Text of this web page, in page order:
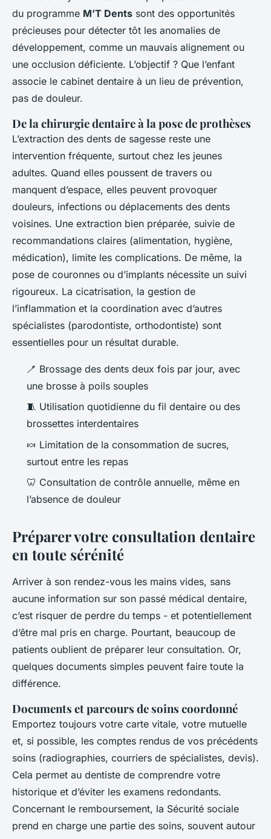
du programme M’T Dents sont des opportunités
précieuses pour détecter tôt les anomalies de
développement, comme un mauvais alignement ou
une occlusion déficiente. L’objectif ? Que l’enfant
associe le cabinet dentaire à un lieu de prévention,
pas de douleur.
De la chirurgie dentaire à la pose de prothèses
L’extraction des dents de sagesse reste une
intervention fréquente, surtout chez les jeunes
adultes. Quand elles poussent de travers ou
manquent d’espace, elles peuvent provoquer
douleurs, infections ou déplacements des dents
voisines. Une extraction bien préparée, suivie de
recommandations claires (alimentation, hygiène,
médication), limite les complications. De même, la
pose de couronnes ou d’implants nécessite un suivi
rigoureux. La cicatrisation, la gestion de
l’inflammation et la coordination avec d’autres
spécialistes (parodontiste, orthodontiste) sont
essentielles pour un résultat durable.
🪥 Brossage des dents deux fois par jour, avec
une brosse à poils souples
🧵 Utilisation quotidienne du fil dentaire ou des
brossettes interdentaires
🍬 Limitation de la consommation de sucres,
surtout entre les repas
🦷 Consultation de contrôle annuelle, même en
l’absence de douleur
Préparer votre consultation dentaire
en toute sérénité
Arriver à son rendez-vous les mains vides, sans
aucune information sur son passé médical dentaire,
c’est risquer de perdre du temps - et potentiellement
d’être mal pris en charge. Pourtant, beaucoup de
patients oublient de préparer leur consultation. Or,
quelques documents simples peuvent faire toute la
différence.
Documents et parcours de soins coordonné
Emportez toujours votre carte vitale, votre mutuelle
et, si possible, les comptes rendus de vos précédents
soins (radiographies, courriers de spécialistes, devis).
Cela permet au dentiste de comprendre votre
historique et d’éviter les examens redondants.
Concernant le remboursement, la Sécurité sociale
prend en charge une partie des soins, souvent autour